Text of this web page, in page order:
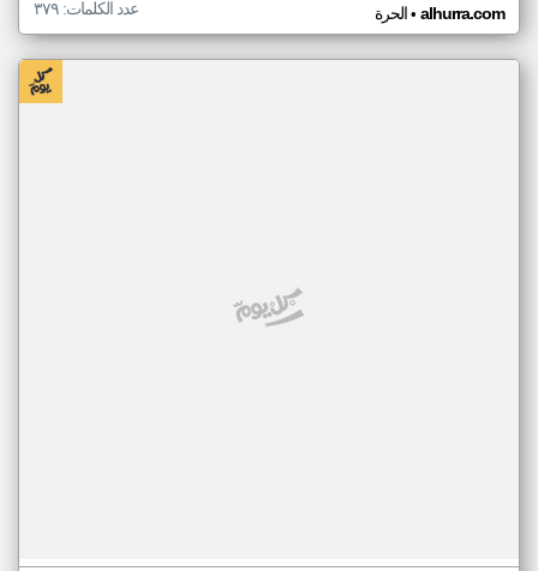
الحرة• alhurra.com عدد الكلمات: ٣٧٩